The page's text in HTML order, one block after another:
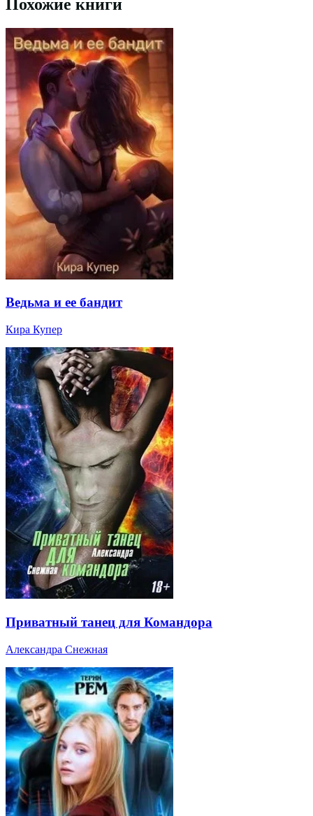
Похожие книги
Ведьма и ее бандит
Кира Купер
Приватный танец для Командора
Александра Снежная